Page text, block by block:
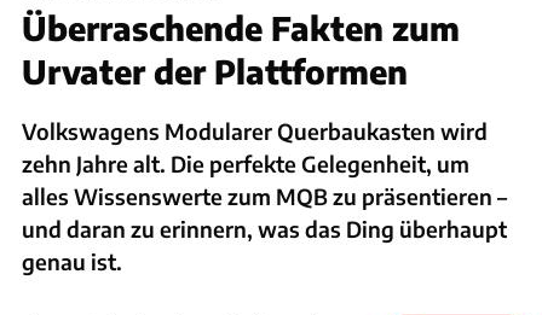
Überraschende Fakten zum
Urvater der Plattformen
Volkswagens Modularer Querbaukasten wird
zehn Jahre alt. Die perfekte Gelegenheit, um
alles Wissenswerte zum MQB zu präsentieren –
und daran zu erinnern, was das Ding überhaupt
genau ist.